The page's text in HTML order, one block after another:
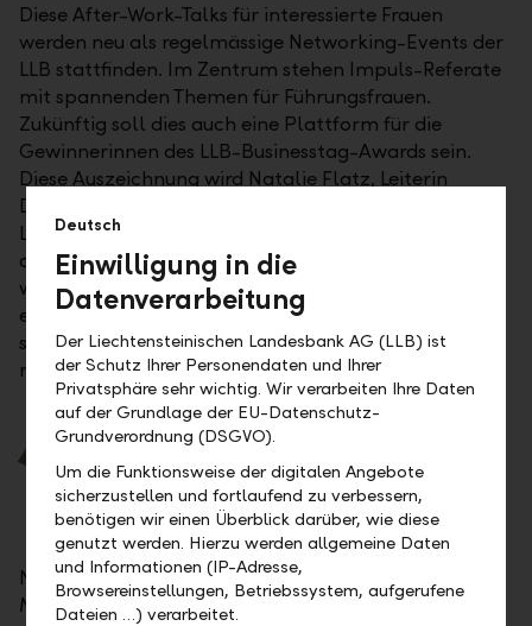
Diese After-Work-Talks für interessierte Frauen
werden neu als regelmässige Networking-Events der
LLB stattfinden. Im Zentrum stehen Impuls-Referate
mit spannenden Themen für Führungsfrauen.
Zukünftig soll dies auch eine Plattform für die
Gewinnerinnen des LLB-Businesstag-Awards sein.
Diese Auszeichnung wird Natalie Flatz, Leiterin
Division "International Wealth Management" der
LLB, beim Businesstag für Frauen im Vaduzer-Saal in
diesem Jahr an eine Wiedereinsteigerin vergeben,
welche ihr Comeback nach einer längeren Pause
erfolgreich geschafft hat. Nominierungen sind bis
spätestens 30. Juni per Mail aninfo@businesstag.li
möglich.
Das grosse Interesse an unseren Networking-
Events für Business-Frauen zeigt, dass die LLB
glaubwürdig für Diversität und
Gleichbehandlung steht"
Natalie Flatz, Leiterin Division "International Wealth
Management" der LLB.
Deutsch
Einwilligung in die
Datenverarbeitung
Der Liechtensteinischen Landesbank AG (LLB) ist
der Schutz Ihrer Personendaten und Ihrer
Privatsphäre sehr wichtig. Wir verarbeiten Ihre Daten
auf der Grundlage der EU-Datenschutz-
Grundverordnung (DSGVO).
Um die Funktionsweise der digitalen Angebote
sicherzustellen und fortlaufend zu verbessern,
benötigen wir einen Überblick darüber, wie diese
genutzt werden. Hierzu werden allgemeine Daten
und Informationen (IP-Adresse,
Browsereinstellungen, Betriebssystem, aufgerufene
Dateien …) verarbeitet.